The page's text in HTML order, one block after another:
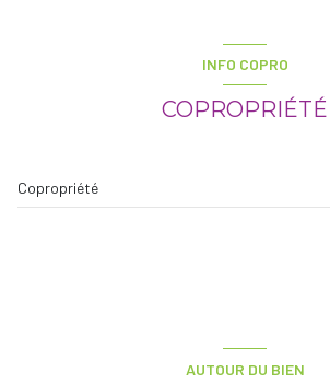
INFO COPRO
COPROPRIÉTÉ
Copropriété
AUTOUR DU BIEN